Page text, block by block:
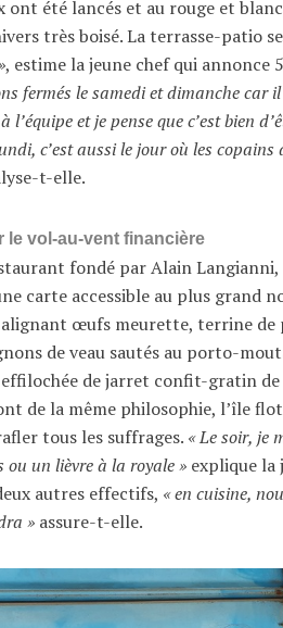
ont été lancés et au rouge et
très boisé. La terrasse-patio
, estime la jeune chef qui annonce
fermés le samedi et dimanche
l’équipe et je pense que c’est bien
c’est aussi le jour où les
t-elle.
le vol-au-vent financière
fondé par Alain
carte accessible au plus grand
œufs meurette, terrine de
de veau sautés au porto-
de jarret confit-gratin
de la même philosophie, l’île
tous les suffrages. « Le soir, je
ou un lièvre à la royale » explique la
autres effectifs, « en cuisine,
» assure-t-elle.